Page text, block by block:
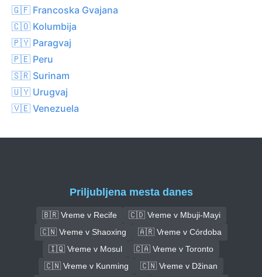
🇬🇫 Francoska Gvajana
🇨🇴 Kolumbija
🇵🇾 Paragvaj
🇵🇪 Peru
🇸🇷 Surinam
🇺🇾 Urugvaj
🇻🇪 Venezuela
Priljubljena mesta danes
🇧🇷 Vreme v Recife
🇨🇩 Vreme v Mbuji-Mayi
🇨🇳 Vreme v Shaoxing
🇦🇷 Vreme v Córdoba
🇮🇶 Vreme v Mosul
🇨🇦 Vreme v Toronto
🇨🇳 Vreme v Kunming
🇨🇳 Vreme v Džinan